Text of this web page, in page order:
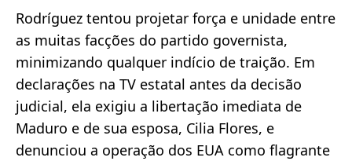
Rodríguez tentou projetar força e unidade entre
as muitas facções do partido governista,
minimizando qualquer indício de traição. Em
declarações na TV estatal antes da decisão
judicial, ela exigiu a libertação imediata de
Maduro e de sua esposa, Cilia Flores, e
denunciou a operação dos EUA como flagrante